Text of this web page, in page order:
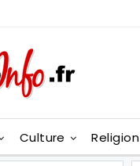
Culture Religion